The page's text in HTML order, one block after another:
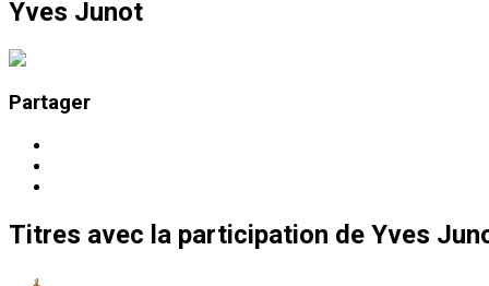
Yves Junot
Partager
Titres avec la participation de Yves